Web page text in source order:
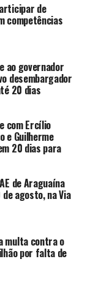
de
competências
ao governador
desembargador
20 dias
com Ercílio
e Guilherme
20 dias para
de Araguaína
agosto, na Via
multa contra o
por falta de